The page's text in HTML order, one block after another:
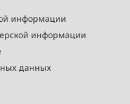
информации
информации
данных